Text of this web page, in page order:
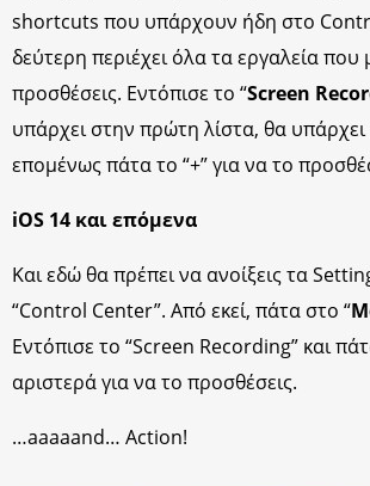
shortcuts που υπάρχουν ήδη στο
δεύτερη περιέχει όλα τα εργαλεία που
προσθέσεις. Εντόπισε το “Screen
υπάρχει στην πρώτη λίστα, θα
επομένως πάτα το “+” για να το
iOS 14 και επόμενα
Και εδώ θα πρέπει να ανοίξεις τα
“Control Center”. Από εκεί, πάτα στο “
Εντόπισε το “Screen Recording” και
αριστερά για να το προσθέσεις.
…aaaaand… Action!